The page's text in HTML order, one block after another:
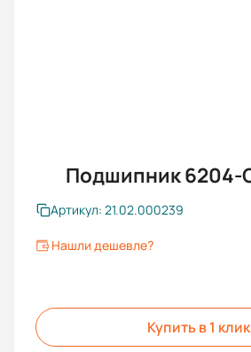
Артикул: 21.02.000239
Нашли дешевле?
Купить в 1 клик